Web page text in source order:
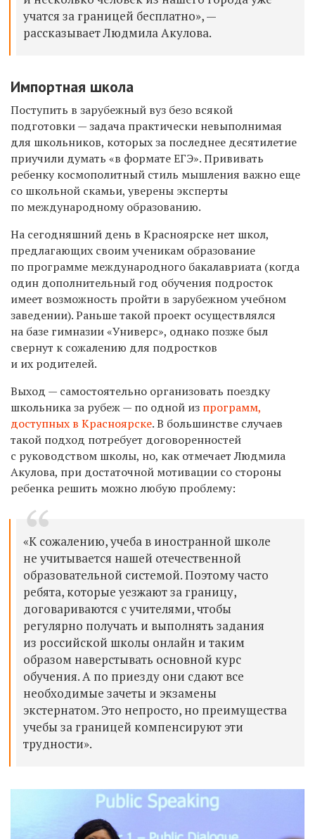
учатся за границей бесплатно», —
рассказывает Людмила Акулова.
Импортная школа
Поступить в зарубежный вуз безо всякой
подготовки — задача практически невыполнимая
для школьников, которых за последнее десятилетие
приучили думать «в формате ЕГЭ». Прививать
ребенку космополитный стиль мышления важно еще
со школьной скамьи, уверены эксперты
по международному образованию.
На сегодняшний день в Красноярске нет школ,
предлагающих своим ученикам образование
по программе международного бакалавриата (когда
один дополнительный год обучения подросток
имеет возможность пройти в зарубежном учебном
заведении). Раньше такой проект осуществлялся
на базе гимназии «Универс», однако позже был
свернут к сожалению для подростков
и их родителей.
Выход — самостоятельно организовать поездку
школьника за рубеж — по одной из программ,
доступных в Красноярске. В большинстве случаев
такой подход потребует договоренностей
с руководством школы, но, как отмечает Людмила
Акулова, при достаточной мотивации со стороны
ребенка решить можно любую проблему:
«К сожалению, учеба в иностранной школе
не учитывается нашей отечественной
образовательной системой. Поэтому часто
ребята, которые уезжают за границу,
договариваются с учителями, чтобы
регулярно получать и выполнять задания
из российской школы онлайн и таким
образом наверстывать основной курс
обучения. А по приезду они сдают все
необходимые зачеты и экзамены
экстернатом. Это непросто, но преимущества
учебы за границей компенсируют эти
трудности».